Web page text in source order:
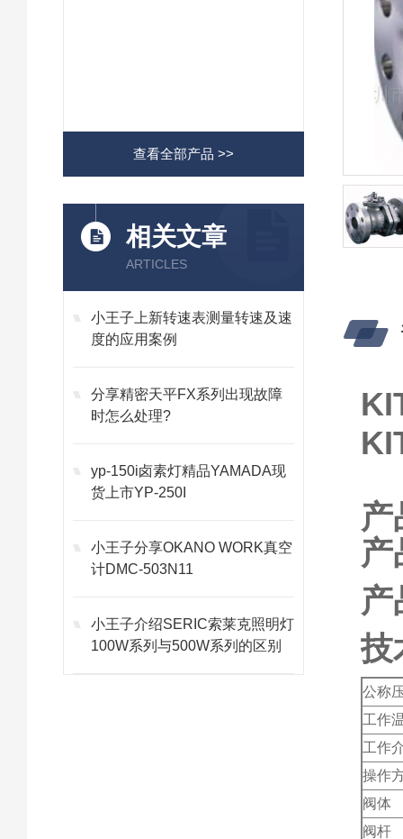
查看全部产品 >>
相关文章
ARTICLES
小王子上新转速表测量转速及速
度的应用案例
分享精密天平FX系列出现故障
时怎么处理?
yp-150i卤素灯精品YAMADA现
货上市YP-250I
小王子分享OKANO WORK真空
计DMC-503N11
小王子介绍SERIC索莱克照明灯
100W系列与500W系列的区别
产
产
技
公称
工作
工作
操作
阀体
阀杆